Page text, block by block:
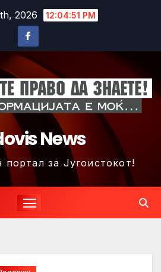
2026 12:04:54 PM
News
за Југоистокот!